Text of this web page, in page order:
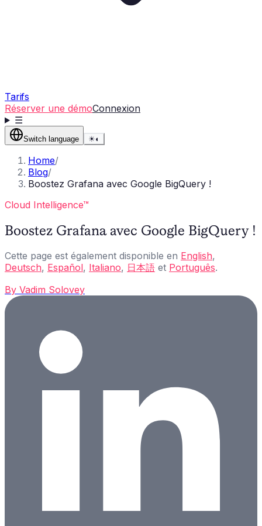
Tarifs
Réserver une démoConnexion
☰
Switch language ☀◐
Home/
Blog/
Boostez Grafana avec Google BigQuery !
Cloud Intelligence™
Boostez Grafana avec Google BigQuery !
Cette page est également disponible en English,
Deutsch, Español, Italiano, 日本語 et Português.
By Vadim Solovey